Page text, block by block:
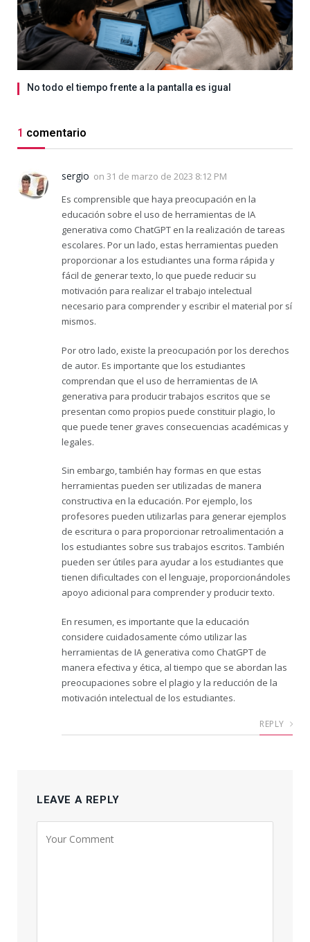
No todo el tiempo frente a la pantalla es igual
1 comentario
sergio on 31 de marzo de 2023 8:12 PM
Es comprensible que haya preocupación en la
educación sobre el uso de herramientas de IA
generativa como ChatGPT en la realización de tareas
escolares. Por un lado, estas herramientas pueden
proporcionar a los estudiantes una forma rápida y
fácil de generar texto, lo que puede reducir su
motivación para realizar el trabajo intelectual
necesario para comprender y escribir el material por sí
mismos.
Por otro lado, existe la preocupación por los derechos
de autor. Es importante que los estudiantes
comprendan que el uso de herramientas de IA
generativa para producir trabajos escritos que se
presentan como propios puede constituir plagio, lo
que puede tener graves consecuencias académicas y
legales.
Sin embargo, también hay formas en que estas
herramientas pueden ser utilizadas de manera
constructiva en la educación. Por ejemplo, los
profesores pueden utilizarlas para generar ejemplos
de escritura o para proporcionar retroalimentación a
los estudiantes sobre sus trabajos escritos. También
pueden ser útiles para ayudar a los estudiantes que
tienen dificultades con el lenguaje, proporcionándoles
apoyo adicional para comprender y producir texto.
En resumen, es importante que la educación
considere cuidadosamente cómo utilizar las
herramientas de IA generativa como ChatGPT de
manera efectiva y ética, al tiempo que se abordan las
preocupaciones sobre el plagio y la reducción de la
motivación intelectual de los estudiantes.
REPLY
LEAVE A REPLY